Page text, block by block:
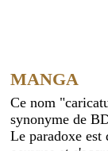
MANGA
Ce nom
synonyme de
Le paradoxe